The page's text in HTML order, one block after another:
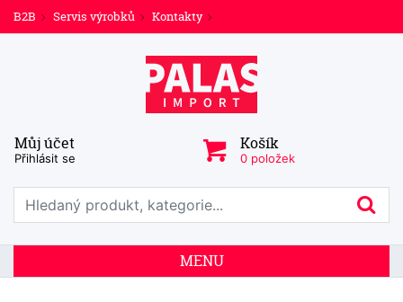
B2B Servis výrobků Kontakty
Můj účet
Přihlásit se
Košík
0 položek
Prohledat web
MENU